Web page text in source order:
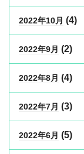
2022年10月 (4)
2022年9月 (2)
2022年8月 (4)
2022年7月 (3)
2022年6月 (5)